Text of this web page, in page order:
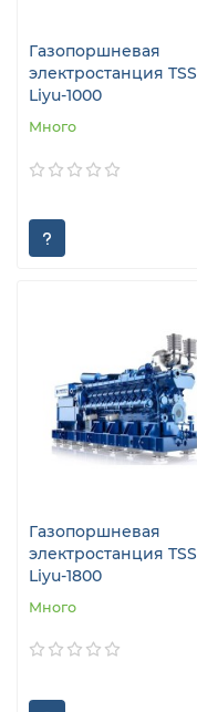
Газопоршневая
электростанция TSS
Liyu-1000
Много
Газопоршневая
электростанция TSS
Liyu-1800
Много